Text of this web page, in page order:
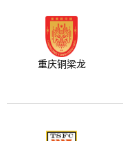
重庆铜梁龙